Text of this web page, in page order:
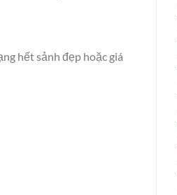
hết sảnh đẹp hoặc giá